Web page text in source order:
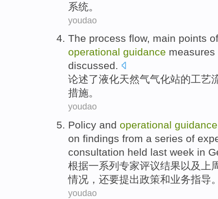
系统 。
youdao
The process flow, main points of
operational guidance measures
discussed.
论述了液化天然气气化站的工艺
措施。
youdao
Policy and operational guidance
on findings from a series of
consultation held last week in
根据一系列 专家评议结果以及
上
情况 ， 还要提出政策和业务指导
youdao